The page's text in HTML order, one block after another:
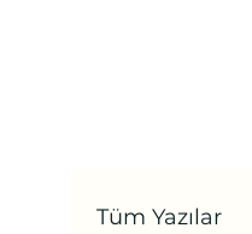
Tüm Yazılar